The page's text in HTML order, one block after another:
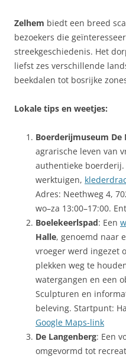
Zelhem biedt een breed
bezoekers die
streekgeschiedenis. Het
liefst zes verschillende
beekdalen tot bosrijke
Lokale tips en weetjes:
Boerderijmuseum De
agrarische leven van
authentieke
werktuigen,
Adres: Neethweg 4,
wo–za 13:00–17:00.
Boelekeerlspad: Een
Halle, genoemd naar
vroeger werd ingezet
plekken weg te
watergangen en een
Sculpturen en
beleving. Startpunt:
Google Maps-link
De Langenberg: Een
omgevormd tot